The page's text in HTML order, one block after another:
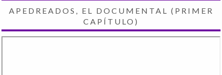
APEDREADOS, EL DOCUMENTAL (PRIMER
CAPÍTULO)